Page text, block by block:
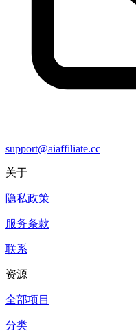
support@aiaffiliate.cc
关于
隐私政策
服务条款
联系
资源
全部项目
分类